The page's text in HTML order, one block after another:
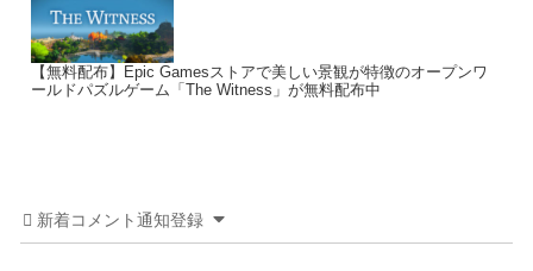
【無料配布】Epic Gamesストアで美しい景観が特徴のオープンワ
ールドパズルゲーム「The Witness」が無料配布中
新着コメント通知登録